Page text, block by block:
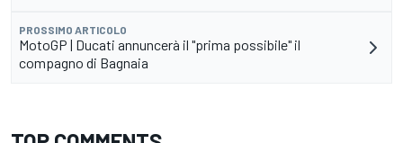
PROSSIMO ARTICOLO
MotoGP | Ducati annuncerà il "prima possibile" il
compagno di Bagnaia